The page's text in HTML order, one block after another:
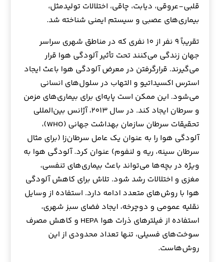
قلبی-عروقی، دیابت، چاقی، اختلالات تولیدمثل،
بیماری‌های عصبی و سیستم ایمنی شناخته‌ شد.
تقریباً ۹ نفر از ۱۰ نفری که در مناطق شهری سراسر
جهان زندگی می‌کنند تحت تأثیر آلودگی هوا قرار
می‌گیرند. قرارگرفتن در معرض آلودگی هوا باعث ایجاد
استرس اکسیداتیو و التهاب در سلول‌های انسانی
می‌شود. این ممکن است پایه‌ای برای بیماری‌های مزمن
و سرطان ایجاد کند. در سال ۲۰۱۳، آژانس بین‌المللی
تحقیقات سرطان سازمان بهداشت جهانی (WHO)،
آلودگی هوا را به عنوان یک عامل سرطان‌زا (برای مثال
سرطان سینه، ریه و لنفوم) عنوان کرد. آلودگی هوا به
ویژه در بچه‌ها می‌تواند باعث بیماری‌های تنفسی،
مغزی و اختلالات رشد شود. تلاش برای کاهش آلودگی
هوا با روش‌های متعدد ادامه دارد. استفاده از وسایل
نقلیه عمومی و دوچرخه، ایجاد فضای سبز شهری،
استفاده از فیلتر‌های ذرات هوا HEPA و کاهش مصرف
سوخت‌های فسیلی، تنها تعداد محدودی از این
روش‌هاست.